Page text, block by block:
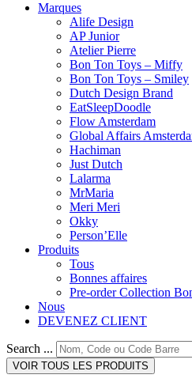
Marques
Alife Design
AP Junior
Atelier Pierre
Bon Ton Toys – Miffy
Bon Ton Toys – Smiley
Dutch Design Brand
EatSleepDoodle
Flow Amsterdam
Global Affairs
Hachiman
Just Dutch
Lalarma
MrMaria
Meri Meri
Okky
Person’Elle
Produits
Tous
Bonnes affaires
Pre-order Collection
Nous
DEVENEZ CLIENT
Search ...
VOIR TOUS LES PRODUITS